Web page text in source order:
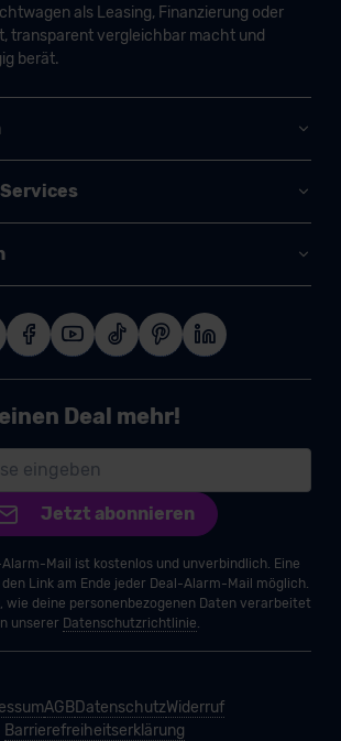
als Leasing, Finanzierung oder
transparent vergleichbar macht und
berät.
Deal mehr!
Jetzt abonnieren
Mail ist kostenlos und unverbindlich. Eine
Link am Ende jeder Deal-Alarm-Mail möglich.
wie deine personenbezogenen Daten verarbeitet
unserer Datenschutzrichtlinie.
AGBDatenschutzWiderruf
Barrierefreiheitserklärung